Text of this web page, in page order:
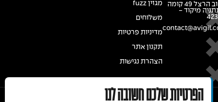
רחוב הרצל 49 קומה
מיקוד -
מגזין fuzz
משלוחים
מדיניות פרטיות
תקנון אתר
הצהרת נגישות
הפרטיות שלכם חשובה לנו